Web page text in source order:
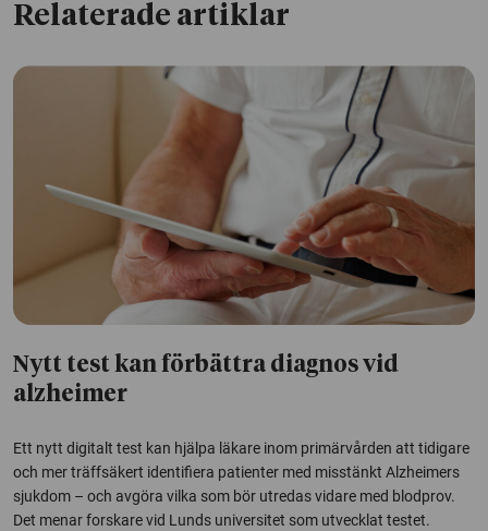
Relaterade artiklar
Nytt test kan förbättra diagnos vid
alzheimer
Ett nytt digitalt test kan hjälpa läkare inom primärvården att tidigare
och mer träffsäkert identifiera patienter med misstänkt Alzheimers
sjukdom – och avgöra vilka som bör utredas vidare med blodprov.
Det menar forskare vid Lunds universitet som utvecklat testet.